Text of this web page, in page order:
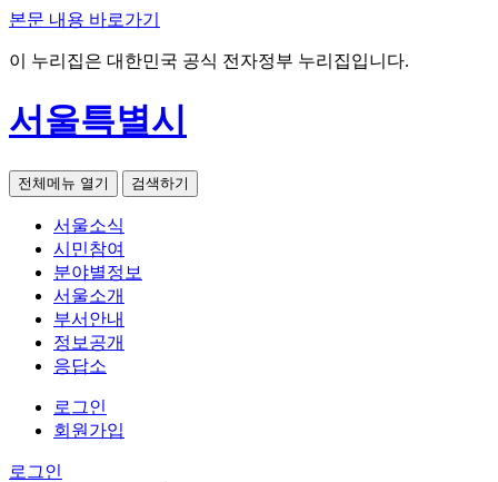
본문 내용 바로가기
이 누리집은 대한민국 공식 전자정부 누리집입니다.
서울특별시
전체메뉴 열기 검색하기
서울소식
시민참여
분야별정보
서울소개
부서안내
정보공개
응답소
로그인
회원가입
로그인